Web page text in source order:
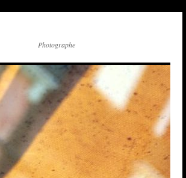
Photographe